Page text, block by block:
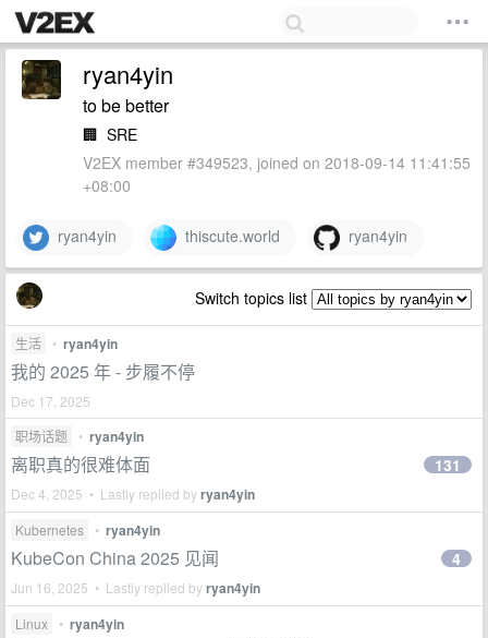
ryan4yin
to be better
🏢 SRE
V2EX member #349523, joined on 2018-09-14 11:41:55
+08:00
ryan4yin thiscute.world ryan4yin
Switch topics list
生活 • ryan4yin
我的 2025 年 - 步履不停
Dec 17, 2025
职场话题
• ryan4yin
离职真的很难体面
Dec 4, 2025 • Lastly replied byryan4yin
131
Kubernetes • ryan4yin
KubeCon China 2025 见闻
Jun 16, 2025 • Lastly replied byryan4yin
4
Linux • ryan4yin